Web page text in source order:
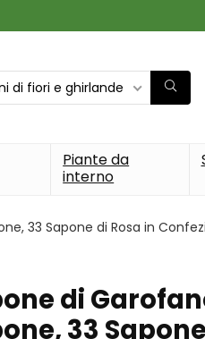
di fiori e ghirlande
Piante da
interno
33 Sapone di Rosa in
di
33